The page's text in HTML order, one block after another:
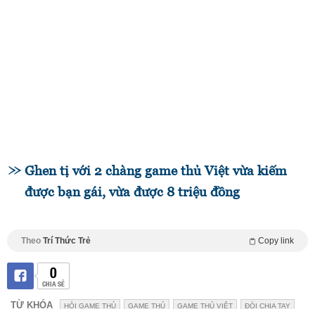
Ghen tị với 2 chàng game thủ Việt vừa kiếm
được bạn gái, vừa được 8 triệu đồng
Theo Trí Thức Trẻ Copy link
0
CHIA SẺ
TỪ KHÓA HỎI GAME THỦ GAME THỦ GAME THỦ VIỆT ĐÒI CHIA TAY